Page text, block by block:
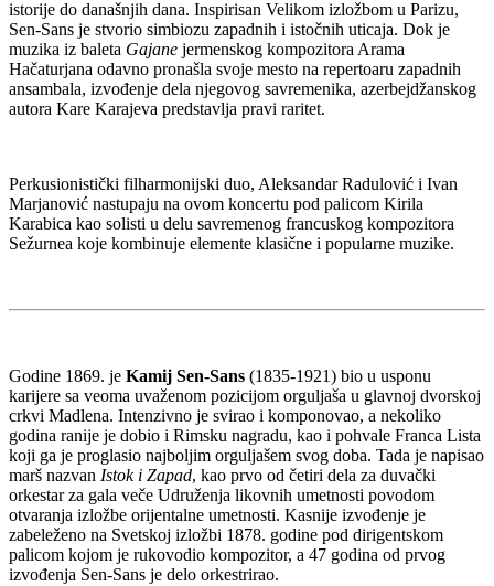
istorije do današnjih dana. Inspirisan Velikom izložbom u Parizu,
Sen-Sans je stvorio simbiozu zapadnih i istočnih uticaja. Dok je
muzika iz baleta Gajane jermenskog kompozitora Arama
Hačaturjana odavno pronašla svoje mesto na repertoaru zapadnih
ansambala, izvođenje dela njegovog savremenika, azerbejdžanskog
autora Kare Karajeva predstavlja pravi raritet.
Perkusionistički filharmonijski duo, Aleksandar Radulović i Ivan
Marjanović nastupaju na ovom koncertu pod palicom Kirila
Karabica kao solisti u delu savremenog francuskog kompozitora
Sežurnea koje kombinuje elemente klasične i popularne muzike.
Godine 1869. je Kamij Sen-Sans (1835-1921) bio u usponu
karijere sa veoma uvaženom pozicijom orguljaša u glavnoj dvorskoj
crkvi Madlena. Intenzivno je svirao i komponovao, a nekoliko
godina ranije je dobio i Rimsku nagradu, kao i pohvale Franca Lista
koji ga je proglasio najboljim orguljašem svog doba. Tada je napisao
marš nazvan Istok i Zapad, kao prvo od četiri dela za duvački
orkestar za gala veče Udruženja likovnih umetnosti povodom
otvaranja izložbe orijentalne umetnosti. Kasnije izvođenje je
zabeleženo na Svetskoj izložbi 1878. godine pod dirigentskom
palicom kojom je rukovodio kompozitor, a 47 godina od prvog
izvođenja Sen-Sans je delo orkestrirao.